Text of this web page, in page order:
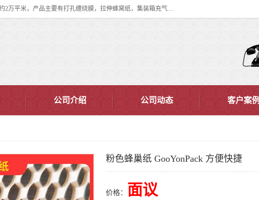
双忠包装材料（苏州）有限公司是上海双忠包装材料设立在苏州太仓的生产基地，占地约2万平米，产品主要有打孔缠绕膜，拉伸蜂窝纸，集装箱充气袋，滑托板，打包带，裹包网兜，防滑纸等箱体和托盘的运输和保护性包材。固永包材®，GooYon Pack®，是我们保护性包装材料的专属品牌。
公司介绍 公司动态 客户案例
粉色蜂巢纸 GooYonPack 方便快捷
价格： 面议